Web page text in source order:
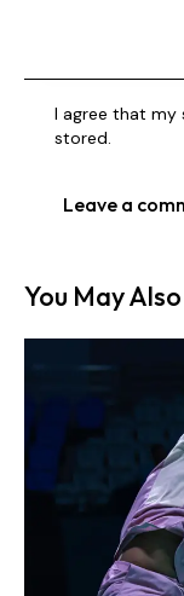
I agree that
stored.
You May